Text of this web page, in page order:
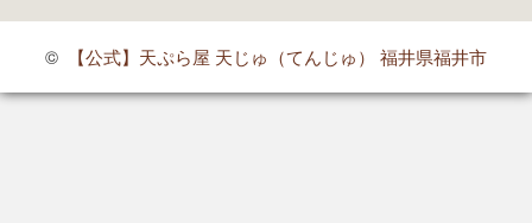
© 【公式】天ぷら屋 天じゅ（てんじゅ） 福井県福井市